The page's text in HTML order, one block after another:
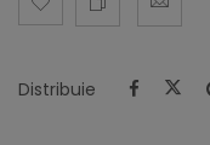
Distribuie